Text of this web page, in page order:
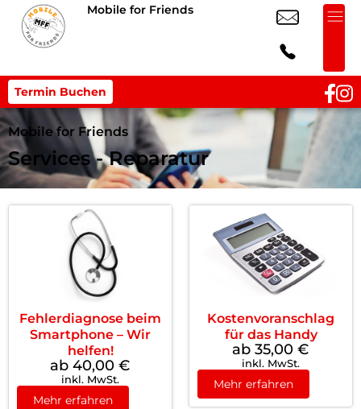
Mobile for Friends
Termin Buchen
Mobile for Friends
Services - Reparatur
Fehlerdiagnose beim
Smartphone – Wir
helfen!
ab 40,00 €
inkl. MwSt.
Mehr erfahren
Kostenvoranschlag
für das Handy
ab 35,00 €
inkl. MwSt.
Mehr erfahren